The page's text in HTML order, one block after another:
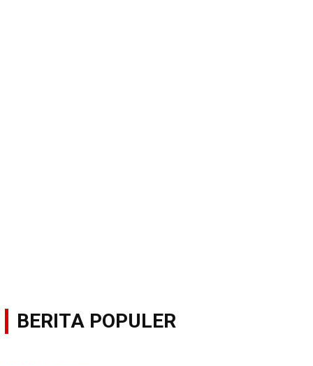
BERITA POPULER